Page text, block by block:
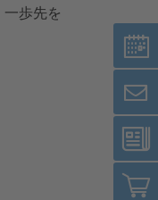
歩先を